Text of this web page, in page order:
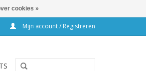
Mijn account / Registreren
cookies »